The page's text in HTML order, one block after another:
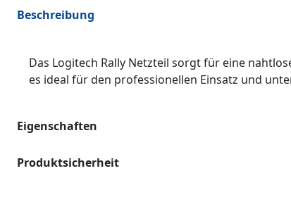
Beschreibung
Das Logitech Rally Netzteil sorgt für eine
es ideal für den professionellen Einsatz und
Eigenschaften
Produktsicherheit